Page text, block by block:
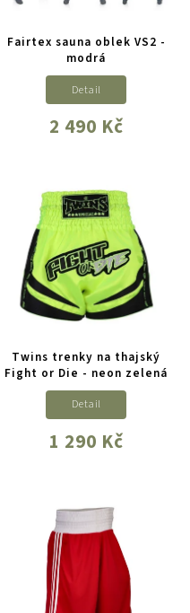
Fairtex sauna oblek VS2 -
modrá
2 490 Kč
Detail
Twins trenky na thajský
Fight or Die - neon zelená
1 290 Kč
Detail